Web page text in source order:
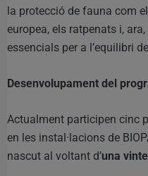
la protecció de fauna com
europea, els ratpenats i,
essencials per a l’equilibri
Desenvolupament del
Actualment participen cinc
en les instal·lacions de
nascut al voltant d’una